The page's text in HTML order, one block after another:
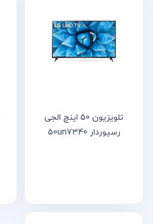
لوازم
آشپز
خانه
تلویزیون 50 اینچ الجی
رسیوردار 50un7340